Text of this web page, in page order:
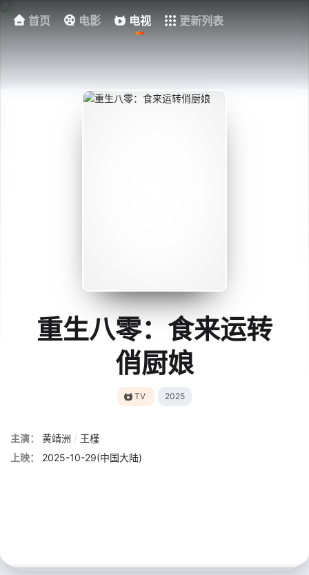
首页 电影 电视 更新列表
重生八零：食来运转
俏厨娘
TV 2025
主演： 黄靖洲 / 王槿
上映：
2025-10-29(中国大陆)